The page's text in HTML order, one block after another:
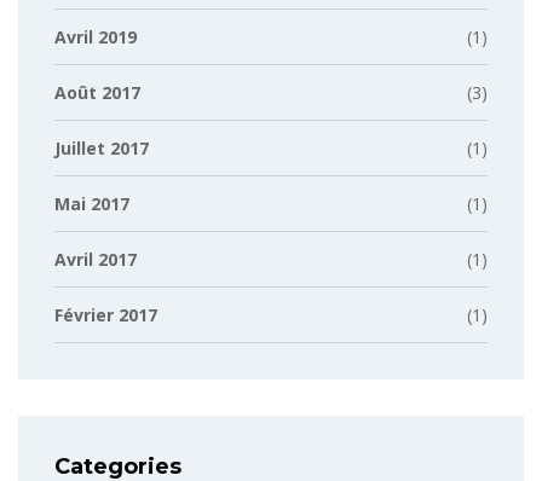
Avril 2019 (1)
Août 2017 (3)
Juillet 2017 (1)
Mai 2017 (1)
Avril 2017 (1)
Février 2017 (1)
Categories